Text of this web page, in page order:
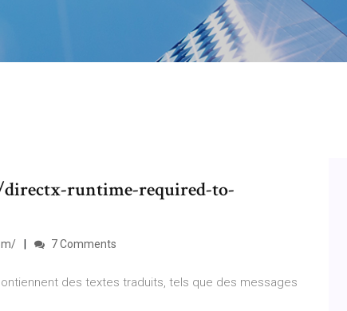
runtime-required-to-
7 Comments
des textes traduits, tels que des messages